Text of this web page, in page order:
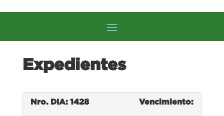
Expedientes
Nro. DIA: 1428 Vencimiento: